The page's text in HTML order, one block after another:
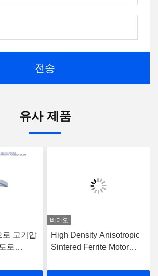
전송
유사 제품
로 고기압
로
리트 자석
비디오
High Density Anisotropic
Sintered Ferrite Motor
Automotive and Window